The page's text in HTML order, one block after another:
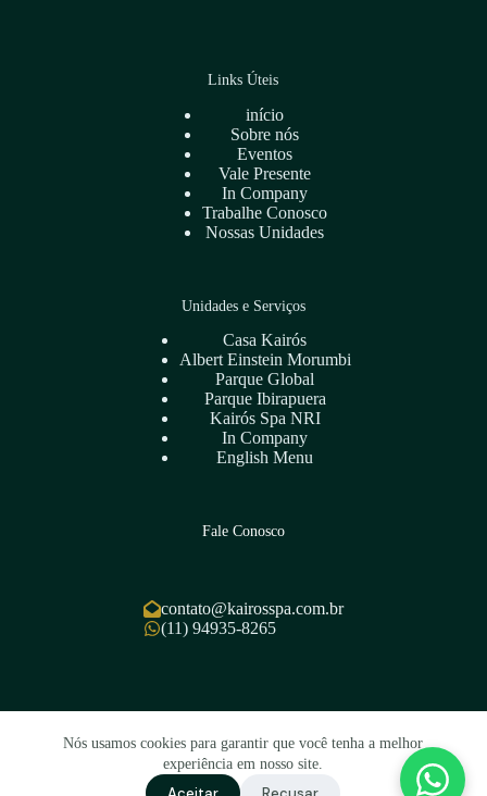
Nós usamos cookies para garantir que você tenha a melhor
experiência em nosso site.
Links Úteis
início
Sobre nós
Eventos
Vale Presente
In Company
Trabalhe Conosco
Nossas Unidades
Unidades e Serviços
Casa Kairós
Albert Einstein Morumbi
Parque Global
Parque Ibirapuera
Kairós Spa NRI
In Company
English Menu
Fale Conosco
contato@kairosspa.com.br
(11) 94935-8265
Copyright © 2026 – Kairós Spa – CNPJ
47.188.753/0001-36 – Desenvolvido por
Link Nacional